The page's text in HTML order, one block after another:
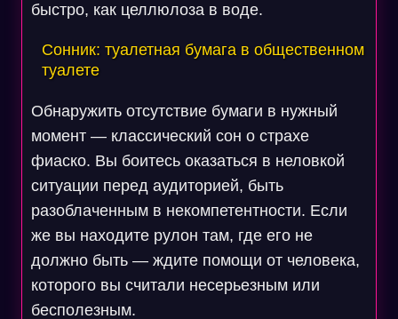
быстро, как целлюлоза в воде.
Сонник: туалетная бумага в общественном
туалете
Обнаружить отсутствие бумаги в нужный
момент — классический сон о страхе
фиаско. Вы боитесь оказаться в неловкой
ситуации перед аудиторией, быть
разоблаченным в некомпетентности. Если
же вы находите рулон там, где его не
должно быть — ждите помощи от человека,
которого вы считали несерьезным или
бесполезным.